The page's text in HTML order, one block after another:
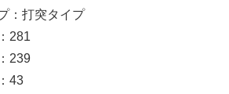
：打突タイプ
281
239
43